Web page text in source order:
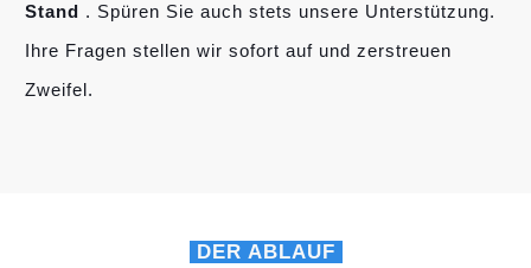
Stand . Spüren Sie auch stets unsere Unterstützung.
Ihre Fragen stellen wir sofort auf und zerstreuen
Zweifel.
DER ABLAUF